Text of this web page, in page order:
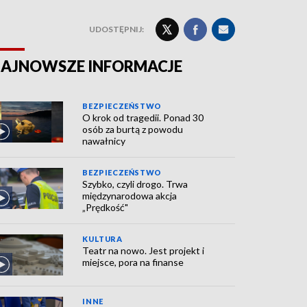
UDOSTĘPNIJ:
INFORMACJE
BEZPIECZEŃSTWO
O krok od tragedii. Ponad 30
osób za burtą z powodu
nawałnicy
BEZPIECZEŃSTWO
Szybko, czyli drogo. Trwa
międzynarodowa akcja
„Prędkość"
KULTURA
Teatr na nowo. Jest projekt i
miejsce, pora na finanse
INNE